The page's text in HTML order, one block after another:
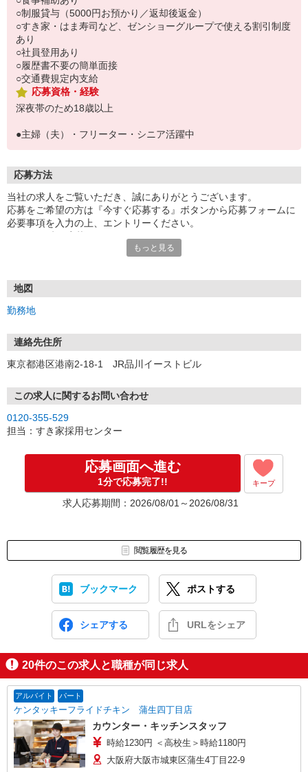
○制服貸与（5000円お預かり／返却後返金）
○すき家・はま寿司など、ゼンショーグループで使える割引制度
あり
○社員登用あり
○履歴書不要の簡単面接
○交通費規定内支給
応募資格・経験
深夜帯のため18歳以上
●主婦（夫）・フリーター・シニア活躍中
応募方法
当社の求人をご覧いただき、誠にありがとうございます。
応募をご希望の方は『今すぐ応募する』ボタンから応募フォームに
必要事項を入力の上、エントリーください。
号」など
もっと見る
地図
勤務地
連絡先住所
東京都港区港南2-18-1 JR品川イーストビル
この求人に関するお問い合わせ
0120-355-529
担当：すき家採用センター
応募画面へ進む
1分で応募完了!! キープ
求人応募期間：2026/08/01～2026/08/31
閲覧履歴を見る
ブックマーク ポストする
シェアする URLをシェア
20件のこの求人と職種が同じ求人
アルバイト パート
ケンタッキーフライドチキン 蒲生四丁目店
カウンター・キッチンスタッフ
時給1230円 ＜高校生＞時給1180円
大阪府大阪市城東区蒲生4丁目22-9